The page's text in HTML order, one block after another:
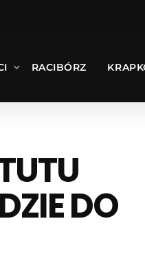
RACIBÓRZ
DO